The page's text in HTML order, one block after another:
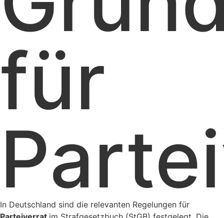
für
In Deutschland sind die relevanten Regelungen für